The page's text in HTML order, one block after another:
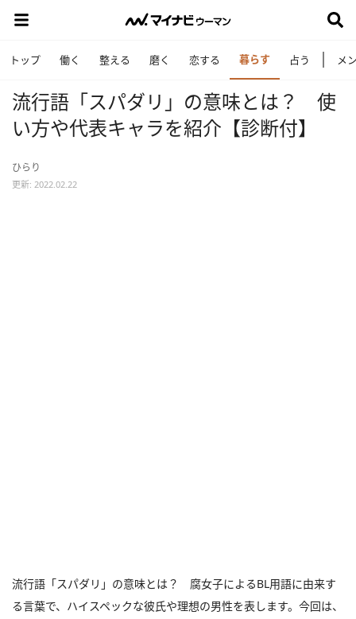
トップ 働く 整える 磨く 恋する 暮らす 占う メ
流行語「スパダリ」の意味とは？ 使
い方や代表キャラを紹介【診断付】
ひらり
更新: 2022.02.22
流行語「スパダリ」の意味とは？ 腐女子によるBL用語に由来す
る言葉で、ハイスペックな彼氏や理想の男性を表します。今回は、